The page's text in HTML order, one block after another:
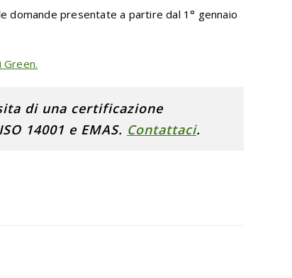
domande presentate a partire dal 1° gennaio
Green.
di una certificazione
14001 e EMAS. Contattaci.